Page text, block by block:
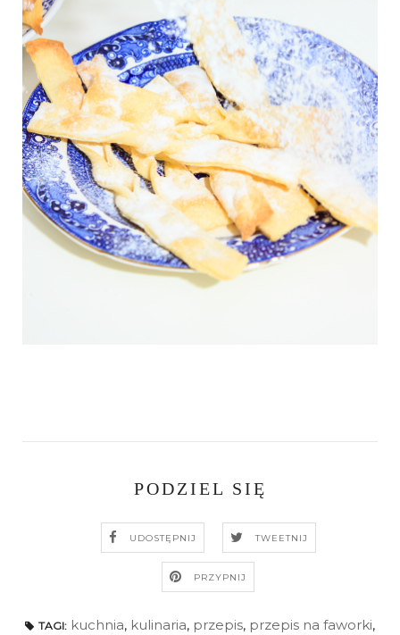
PODZIEL SIĘ
UDOSTĘPNIJ TWEETNIJ
PRZYPNIJ
TAGI: kuchnia, kulinaria, przepis, przepis na faworki,